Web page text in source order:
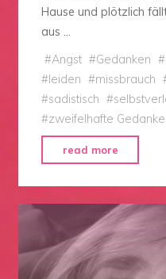
Hause und plötzlich
aus …
#Angst #Gedanken #
#leiden #missbrauch
#sadistisch #
#zweifelhafte
read more
mit
allen
mehr